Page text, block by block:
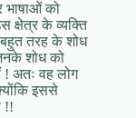
भाषाओं को
क्षेत्र के व्यक्ति
तरह के शोध
शोध को
! अतः वह लोग
इससे
!!